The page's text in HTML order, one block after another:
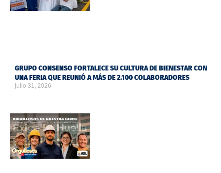
GRUPO CONSENSO FORTALECE SU CULTURA DE BIENESTAR CON
UNA FERIA QUE REUNIÓ A MÁS DE 2.100 COLABORADORES
julio 31, 2026